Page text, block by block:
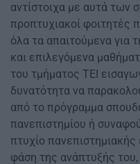
αντίστοιχα με αυτά των
προπτυχιακοί φοιτητές
όλα τα απαιτούμενα για
και επιλεγόμενα
του τμήματος ΤΕΙ
δυνατότητα να
από το πρόγραμμα
πανεπιστημίου ή
πτυχίο
φάση της ανάπτυξής